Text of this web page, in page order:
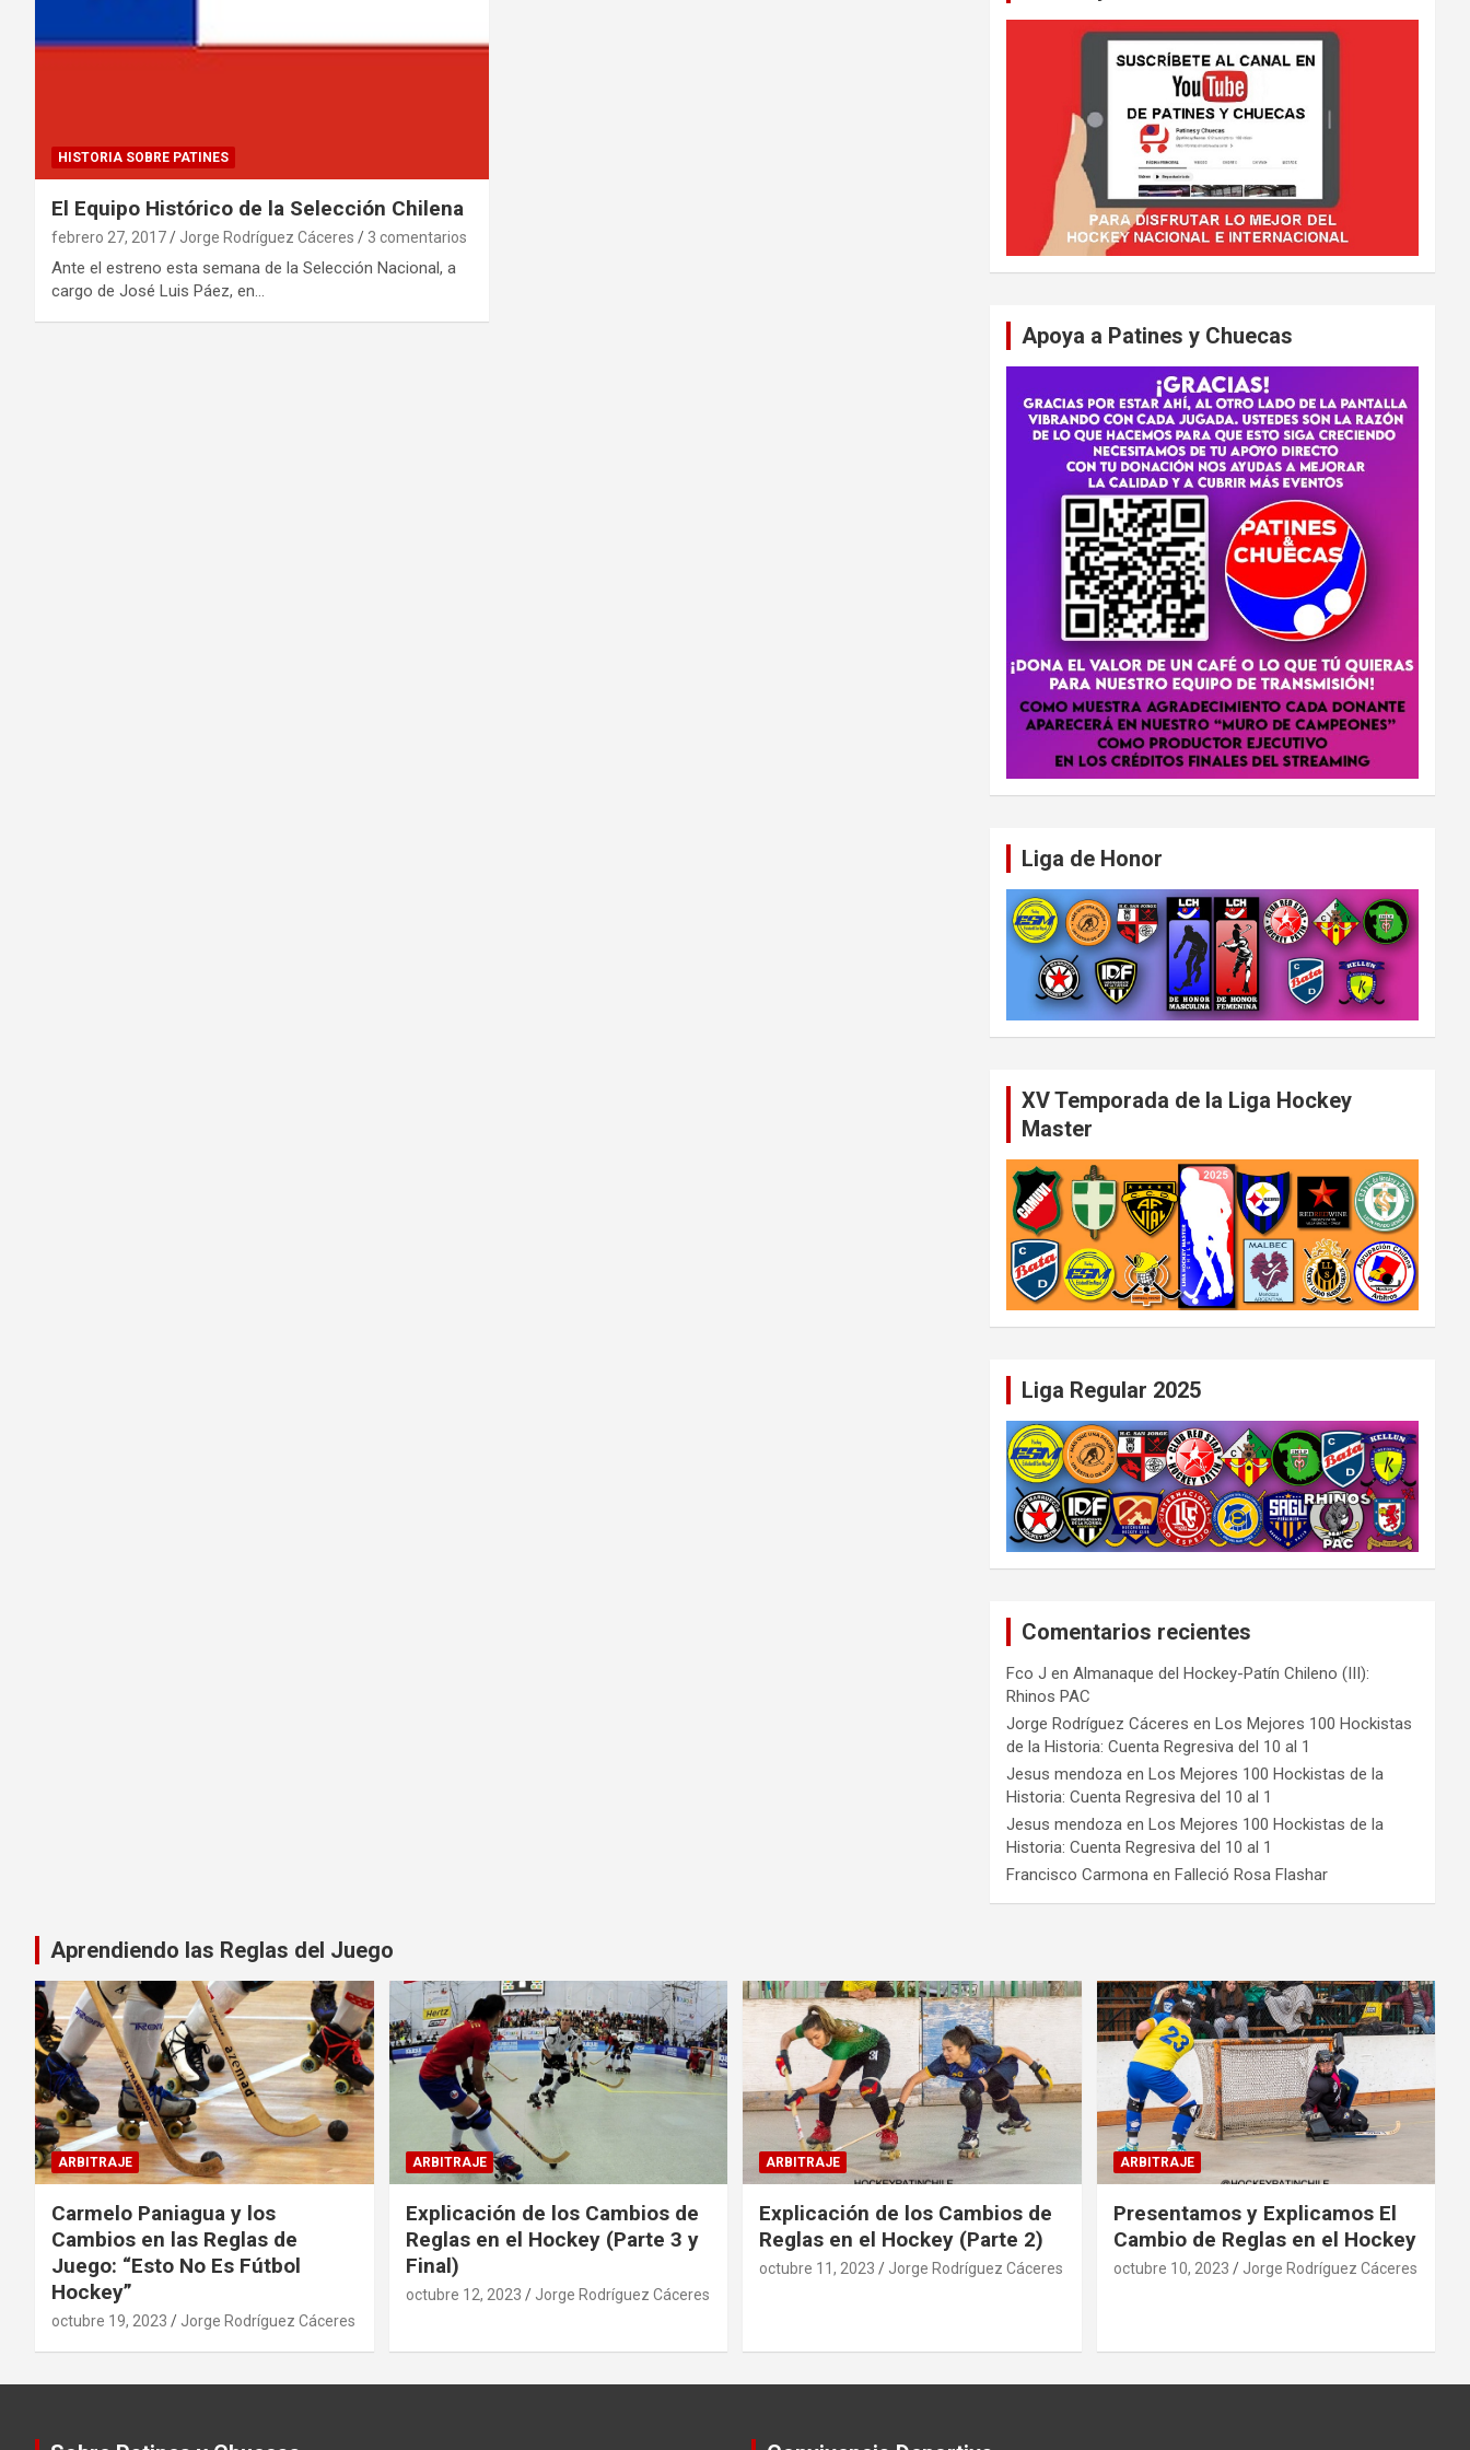
HISTORIA SOBRE PATINES
El Equipo Histórico de la Selección Chilena
febrero 27, 2017 Jorge Rodríguez Cáceres 3 comentarios
Ante el estreno esta semana de la Selección Nacional, a
cargo de José Luis Páez, en…
Apoya a Patines y Chuecas
Liga de Honor
XV Temporada de la Liga Hockey
Master
Liga Regular 2025
Comentarios recientes
Fco J enAlmanaque del Hockey-Patín Chileno (III):
Rhinos PAC
Jorge Rodríguez Cáceres enLos Mejores 100 Hockistas
de la Historia: Cuenta Regresiva del 10 al 1
Jesus mendoza enLos Mejores 100 Hockistas de la
Historia: Cuenta Regresiva del 10 al 1
Jesus mendoza enLos Mejores 100 Hockistas de la
Historia: Cuenta Regresiva del 10 al 1
Francisco Carmona enFalleció Rosa Flashar
Aprendiendo las Reglas del Juego
ARBITRAJE
Carmelo Paniagua y los
Cambios en las Reglas de
Juego: “Esto No Es Fútbol
Hockey”
octubre 19, 2023 Jorge Rodríguez Cáceres
ARBITRAJE
Explicación de los Cambios de
Reglas en el Hockey (Parte 3 y
Final)
octubre 12, 2023 Jorge Rodríguez Cáceres
ARBITRAJE
Explicación de los Cambios de
Reglas en el Hockey (Parte 2)
octubre 11, 2023 Jorge Rodríguez Cáceres
ARBITRAJE
Presentamos y Explicamos El
Cambio de Reglas en el Hockey
octubre 10, 2023 Jorge Rodríguez Cáceres